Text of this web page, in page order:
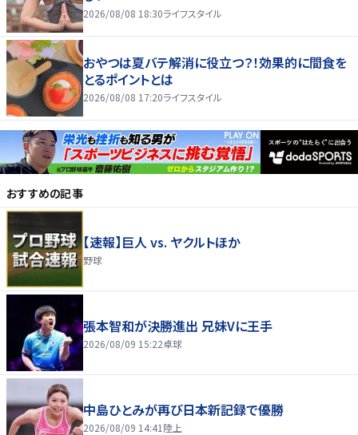
2026/08/08 18:30ライフスタイル
おやつは夏バテ解消に役立つ？！効果的に間食を
とるポイントとは
2026/08/08 17:20ライフスタイル
おすすめの記事
【速報】巨人 vs. ヤクルトほか
野球
張本智和が決勝進出 兄妹Vに王手
2026/08/09 15:22卓球
中島ひとみが再び日本新記録で優勝
2026/08/09 14:41 陸上